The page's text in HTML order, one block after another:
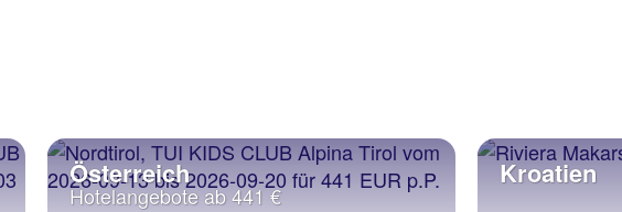
Österreich
Hotelangebote ab 441 €
Kroatien